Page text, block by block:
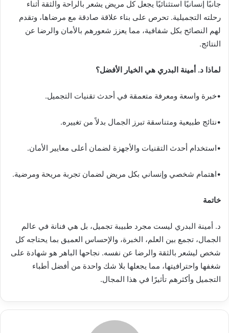
جانبًا إنسانيًا استثنائيًا يجعل كل مريض يشعر بالراحة والثقة أثناء
رحلته التجميلية. تحرص على بناء علاقة صادقة مع مرضاها، وتقدم
لهم النصائح بكل شفافية، مما يعزز شعورهم بالأمان والرضا عن
النتائج.
لماذا د. أمينة البدري هي الخيار الأفضل؟
•خبرة واسعة ومعرفة متعمقة في أحدث تقنيات التجميل.
•نتائج طبيعية ومتناسقة تبرز الجمال بدلاً من تغييره.
•استخدام أحدث التقنيات والأجهزة لضمان أعلى معايير الأمان.
•اهتمام شخصي وإنساني بكل مريض لضمان تجربة مريحة ومرضية.
خاتمة
د. أمينة البدري ليست مجرد طبيبة تجميل، بل هي فنانة في عالم
الجمال، تجمع بين العلم، الخبرة، والإحساس العميق بما يحتاجه كل
شخص ليشعر بالثقة والرضا عن نفسه. نجاحها الباهر هو شهادة على
شغفها واحترافيتها، مما يجعلها بلا شك واحدة من أفضل أطباء
التجميل وأكثرهم تأثيرًا في هذا المجال.